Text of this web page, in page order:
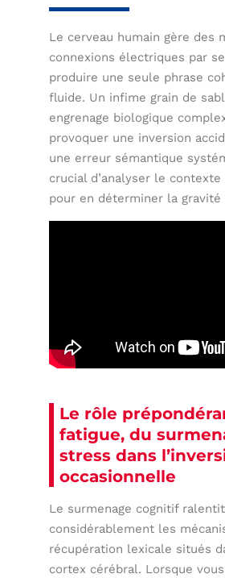
Le cerveau humain gère des
connexions électriques par
produire une seule phrase
fluide. Un infime grain de
engrenage biologique
provoquer une inversion
une erreur sémantique
crucial d’analyser le
pour en déterminer la gravité
Le rôle
fatigue, du
stress dans
occasionnelle
Le surmenage cognitif ralentit
considérablement les
récupération lexicale situés
cortex cérébral. Lorsque